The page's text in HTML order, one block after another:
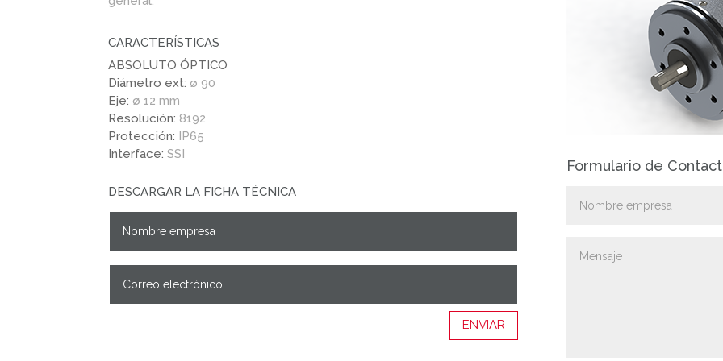
CARACTERÍSTICAS
ABSOLUTO ÓPTICO
Diámetro ext: ø 90
Eje: ø 12 mm
Resolución: 8192
Protección: IP65
Interface:SSI
DESCARGAR LA FICHA TÉCNICA
ENVIAR
Formulario de